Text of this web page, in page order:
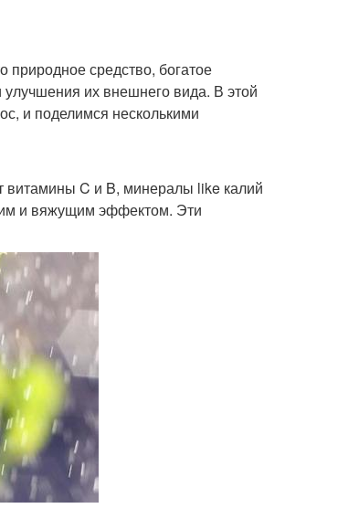
природное средство, богатое
их внешнего вида. В этой
и поделимся несколькими
витамины C и B, минералы like калий
и вяжущим эффектом. Эти